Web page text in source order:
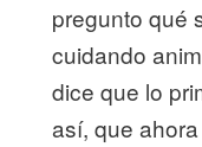
pregunto qué
cuidando
dice que lo
así, que